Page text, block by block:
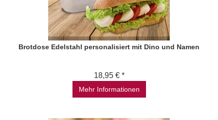
Brotdose Edelstahl personalisiert mit Dino und Namen
18,95 € *
Mehr Informationen